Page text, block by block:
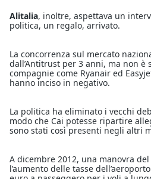
Alitalia, inoltre, aspettava un
politica, un regalo, arrivato.
La concorrenza sul mercato
dall’Antitrust per 3 anni, ma non è
compagnie come Ryanair ed
hanno inciso in negativo.
La politica ha eliminato i vecchi
modo che Cai potesse ripartire
sono stati così presenti negli altri
A dicembre 2012, una manovra
l’aumento delle tasse